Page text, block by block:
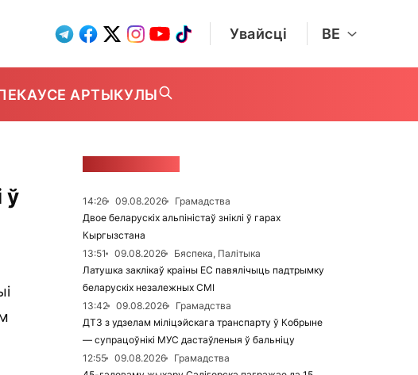
Увайсці BE
УСЕ АРТЫКУЛЫ
ў
14:26 09.08.2026
Грамадства
Двое беларускіх альпіністаў зніклі ў гарах
Кыргызстана
13:51
09.08.2026
Бяспека, Палітыка
Латушка заклікаў краіны ЕС павялічыць падтрымку
беларускіх незалежных СМІ
13:42
09.08.2026
Грамадства
ДТЗ з удзелам міліцэйскага транспарту ў Кобрыне
— супрацоўнікі МУС дастаўленыя ў бальніцу
12:55
09.08.2026
Грамадства